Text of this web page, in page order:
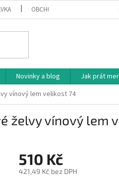
OBCHODNÍ PODMÍNKY
Novinky a blog Jak prát
vínový lem velikost 74
želvy vínový lem
510 Kč
421,49 Kč bez DPH